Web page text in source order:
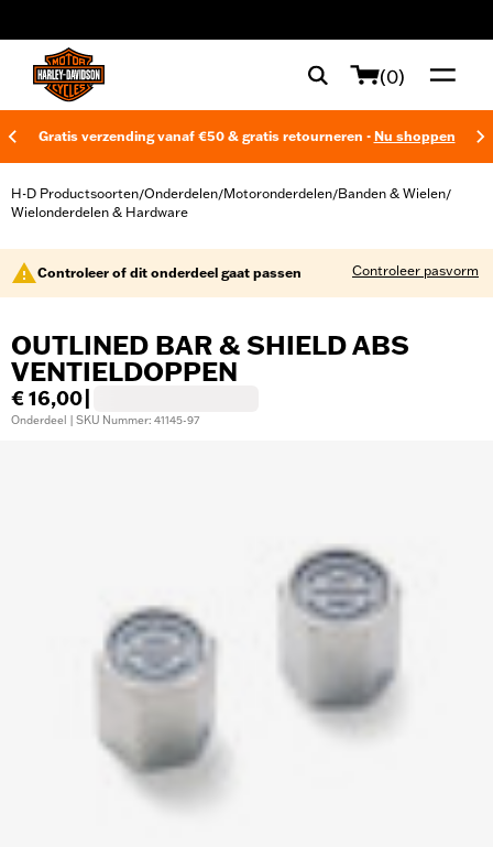
(0)
Gratis verzending vanaf €50 & gratis retourneren - Nu shoppen
H-D Productsoorten/Onderdelen/Motoronderdelen/Banden & Wielen/
Wielonderdelen & Hardware
Controleer of dit onderdeel gaat passen Controleer pasvorm
OUTLINED BAR & SHIELD ABS
VENTIELDOPPEN
€ 16,00
Onderdeel | SKU Nummer: 41145-97